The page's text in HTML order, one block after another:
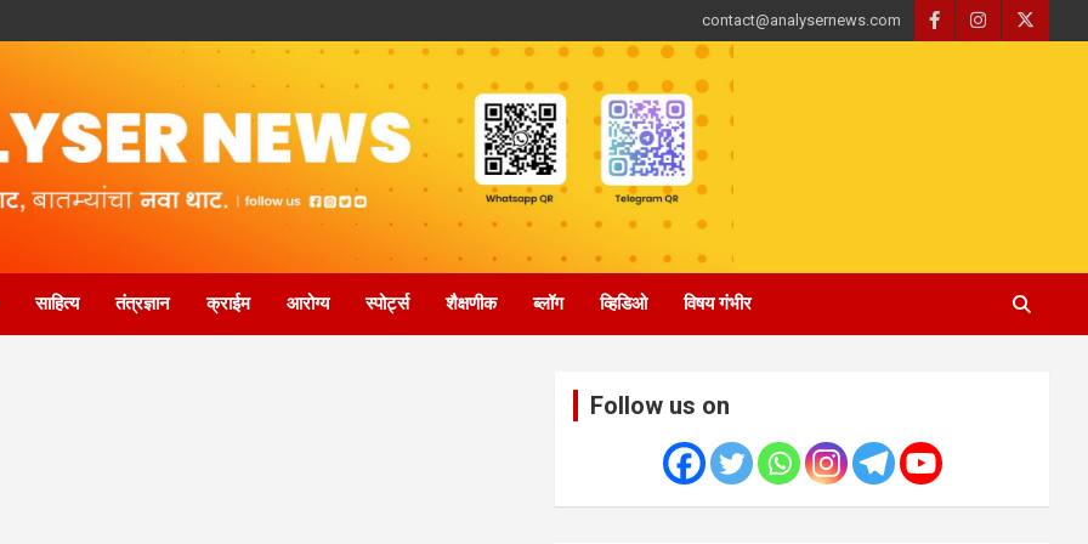
contact@analysernews.com
साहित्य तंत्रज्ञान क्राईम आरोग्य स्पोर्ट्स शैक्षणीक ब्लॉग व्हिडिओ विषय गंभीर
Follow us on